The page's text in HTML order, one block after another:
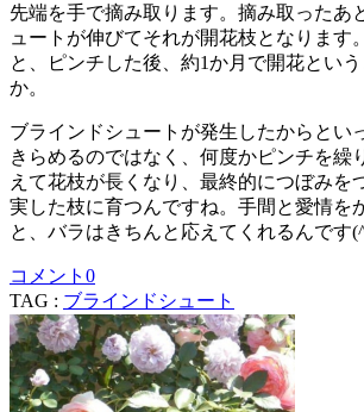
先端を手で摘み取ります。摘み取ったあ
ュートが伸びてそれが開花枝となります
と、ピンチした後、約1か月で開花とい
か。
ブラインドシュートが発生したからとい
きらめるのではなく、何度かピンチを繰
えて花枝が長くなり、最終的につぼみを
実した枝に育つんですね。手間と愛情を
と、バラはきちんと応えてくれるんです
コメント 0
TAG : ブラインドシュート